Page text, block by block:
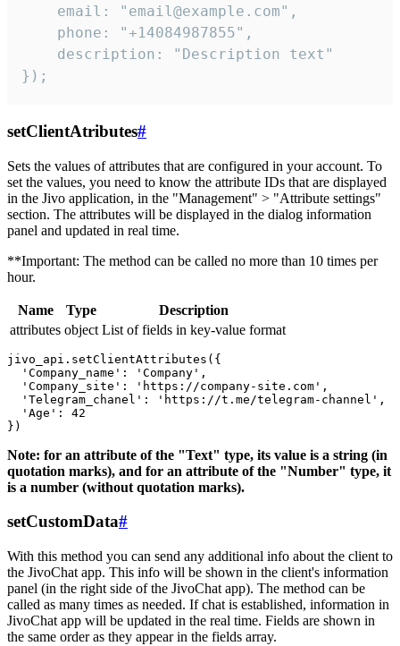
    email: "email@example.com",
    phone: "+14084987855",
    description: "Description text"
});
setClientAtributes#
Sets the values ​​of attributes that are configured in your account. To
set the values, you need to know the attribute IDs that are displayed
in the Jivo application, in the "Management" > "Attribute settings"
section. The attributes will be displayed in the dialog information
panel and updated in real time.
**Important: The method can be called no more than 10 times per
hour.
Name Type
Description
attributes object List of fields in key-value format
jivo_api.setClientAttributes({
  'Company_name': 'Company',
  'Company_site': 'https://company-site.com',
  'Telegram_chanel': 'https://t.me/telegram-channel',
  'Age': 42
Note: for an attribute of the "Text" type, its value is a string (in
quotation marks), and for an attribute of the "Number" type, it
is a number (without quotation marks).
setCustomData#
With this method you can send any additional info about the client to
the JivoChat app. This info will be shown in the client's information
panel (in the right side of the JivoChat app). The method can be
called as many times as needed. If chat is established, information in
JivoChat app will be updated in the real time. Fields are shown in
the same order as they appear in the fields array.